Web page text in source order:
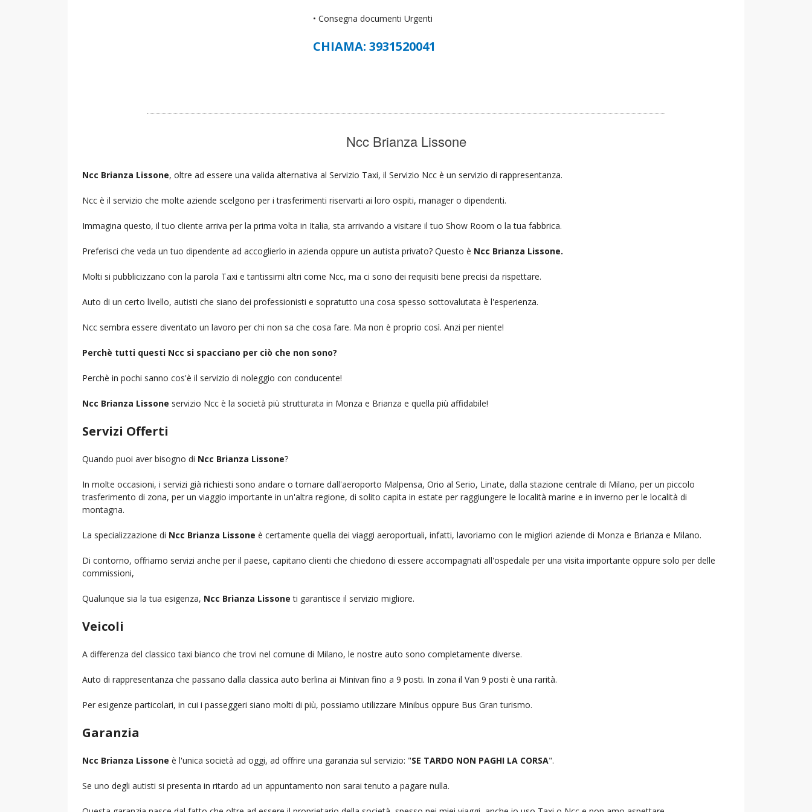
• Consegna documenti Urgenti
CHIAMA: 3931520041
Ncc Brianza Lissone
Ncc Brianza Lissone, oltre ad essere una valida alternativa al Servizio Taxi, il Servizio Ncc è un servizio di rappresentanza.
Ncc è il servizio che molte aziende scelgono per i trasferimenti riservarti ai loro ospiti, manager o dipendenti.
Immagina questo, il tuo cliente arriva per la prima volta in Italia, sta arrivando a visitare il tuo Show Room o la tua fabbrica.
Preferisci che veda un tuo dipendente ad accoglierlo in azienda oppure un autista privato? Questo è Ncc Brianza Lissone.
Molti si pubblicizzano con la parola Taxi e tantissimi altri come Ncc, ma ci sono dei requisiti bene precisi da rispettare.
Auto di un certo livello, autisti che siano dei professionisti e sopratutto una cosa spesso sottovalutata è l'esperienza.
Ncc sembra essere diventato un lavoro per chi non sa che cosa fare. Ma non è proprio così. Anzi per niente!
Perchè tutti questi Ncc si spacciano per ciò che non sono?
Perchè in pochi sanno cos'è il servizio di noleggio con conducente!
Ncc Brianza Lissone servizio Ncc è la società più strutturata in Monza e Brianza e quella più affidabile!
Servizi Offerti
Quando puoi aver bisogno di Ncc Brianza Lissone?
In molte occasioni, i servizi già richiesti sono andare o tornare dall'aeroporto Malpensa, Orio al Serio, Linate, dalla stazione centrale di Milano, per un piccolo
trasferimento di zona, per un viaggio importante in un'altra regione, di solito capita in estate per raggiungere le località marine e in inverno per le località di
montagna.
La specializzazione di Ncc Brianza Lissone è certamente quella dei viaggi aeroportuali, infatti, lavoriamo con le migliori aziende di Monza e Brianza e Milano.
Di contorno, offriamo servizi anche per il paese, capitano clienti che chiedono di essere accompagnati all'ospedale per una visita importante oppure solo per delle
commissioni,
Qualunque sia la tua esigenza, Ncc Brianza Lissone ti garantisce il servizio migliore.
Veicoli
A differenza del classico taxi bianco che trovi nel comune di Milano, le nostre auto sono completamente diverse.
Auto di rappresentanza che passano dalla classica auto berlina ai Minivan fino a 9 posti. In zona il Van 9 posti è una rarità.
Per esigenze particolari, in cui i passeggeri siano molti di più, possiamo utilizzare Minibus oppure Bus Gran turismo.
Garanzia
Ncc Brianza Lissone è l'unica società ad oggi, ad offrire una garanzia sul servizio: "SE TARDO NON PAGHI LA CORSA".
Se uno degli autisti si presenta in ritardo ad un appuntamento non sarai tenuto a pagare nulla.